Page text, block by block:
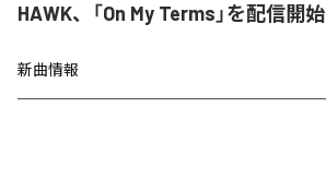
HAWK、「On My Terms」を配信開始
新曲情報